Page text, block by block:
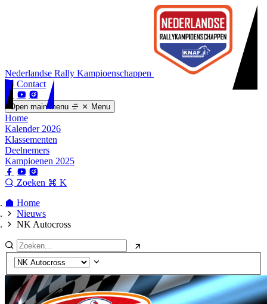
Nederlandse Rally Kampioenschappen
Contact
Open main menu Menu
Home
Kalender 2026
Klassementen
Deelnemers
Kampioenen 2025
Zoeken
K
Home
Nieuws
NK Autocross